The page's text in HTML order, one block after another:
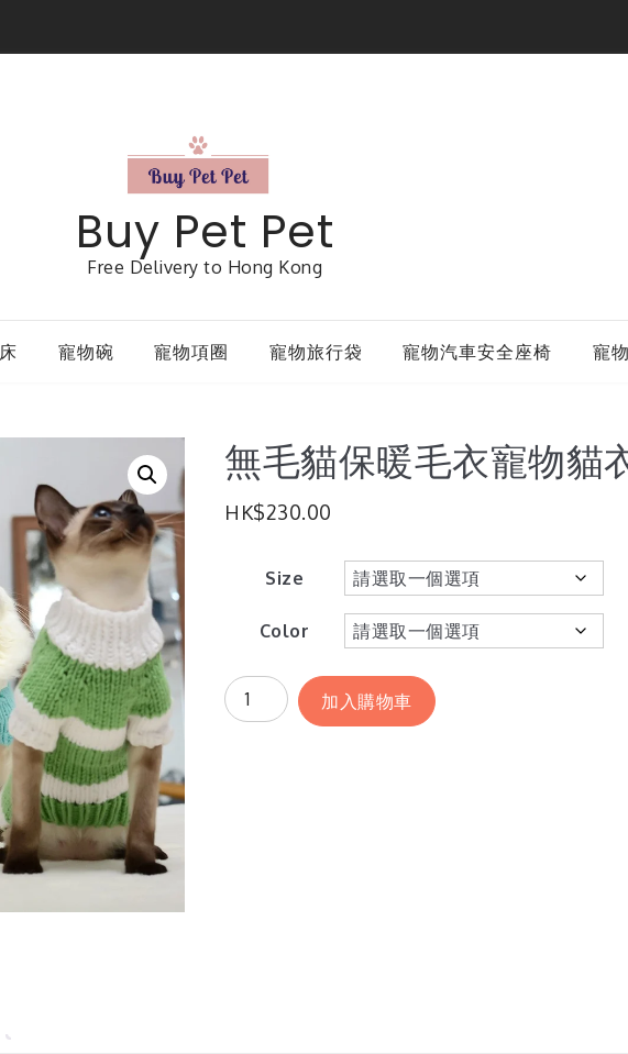
Buy Pet Pet
Free Delivery to Hong Kong
寵物碗 寵物項圈 寵物旅行袋 寵物汽車安全座椅 寵
無毛貓保暖毛衣寵物貓
HK$230.00
Size
Color
加入購物車